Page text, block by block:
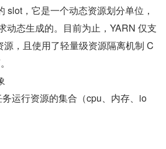
slot，它是一个动态资源划分单位，
动态生成的。目前为止，YARN 仅支
，且使用了轻量级资源隔离机制 C
运行资源的集合（cpu、内存、io